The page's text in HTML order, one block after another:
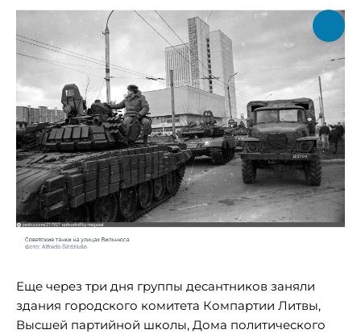
Еще через три дня группы десантников заняли
здания городского комитета Компартии Литвы,
Высшей партийной школы, Дома политического